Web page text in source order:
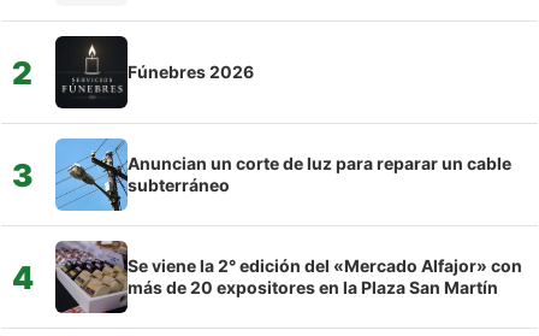
2 Fúnebres 2026
3
Anuncian un corte de luz para reparar un cable
subterráneo
4
Se viene la 2° edición del «Mercado Alfajor» con
más de 20 expositores en la Plaza San Martín